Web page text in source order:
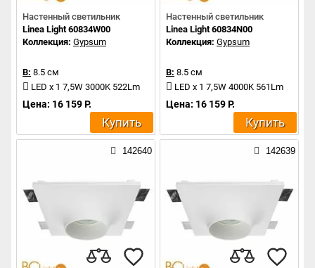
Настенный светильник
Linea Light 60834W00
Коллекция: Gypsum
В: 8.5 см
LED x 1 7,5W 3000K 522Lm
Цена: 16 159 Р.
Купить
Настенный светильник
Linea Light 60834N00
Коллекция: Gypsum
В: 8.5 см
LED x 1 7,5W 4000K 561Lm
Цена: 16 159 Р.
Купить
142640 142639